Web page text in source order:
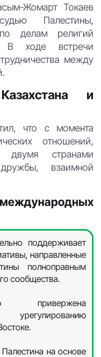
Жомарт Токаев
Палестины,
делам религий
В ходе встречи
между
и
что с момента
отношений,
двумя странами
взаимной
поддерживает
направленные
полноправным
сообщества.
привержена
урегулированию
на основе